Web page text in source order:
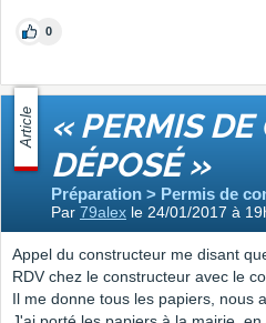
0
Article « PERMIS
DÉPOSÉ »
Préparation > Permis de
Par 79alex le 24/01/2017 à
Appel du constructeur me disant
RDV chez le constructeur avec le
Il me donne tous les papiers, nous